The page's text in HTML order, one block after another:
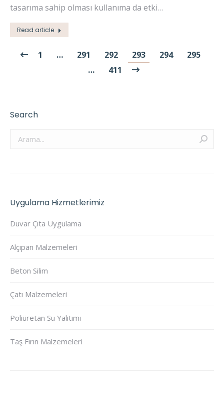
tasarıma sahip olması kullanıma da etki…
Read article
1 … 291 292 293 294
295
…
411
Search
Arama:
Uygulama Hizmetlerimiz
Duvar Çıta Uygulama
Alçıpan Malzemeleri
Beton Silim
Çatı Malzemeleri
Poliüretan Su Yalıtımı
Taş Fırın Malzemeleri